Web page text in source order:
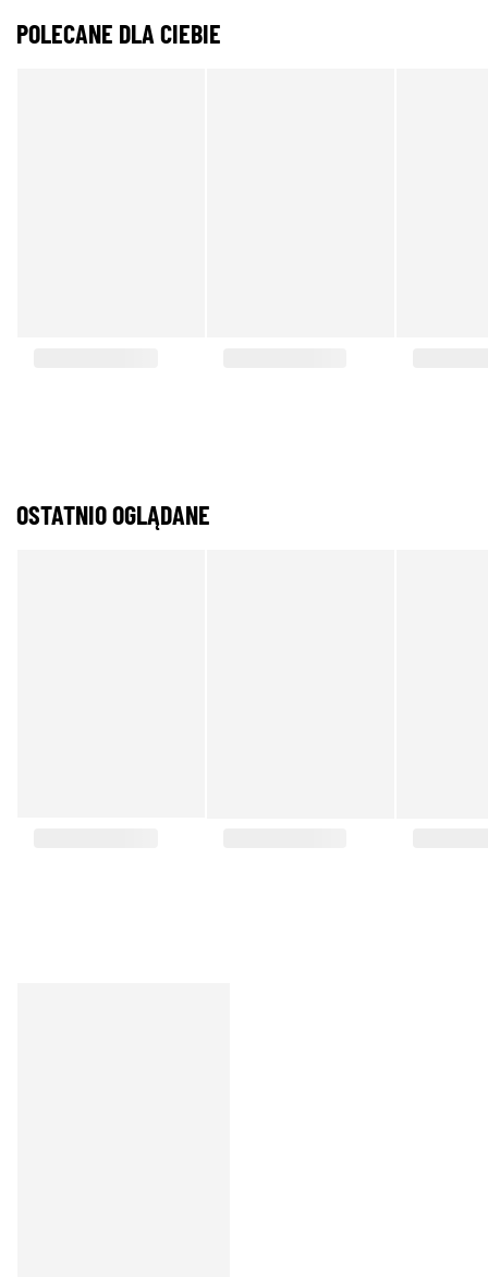
POLECANE DLA CIEBIE
OSTATNIO OGLĄDANE